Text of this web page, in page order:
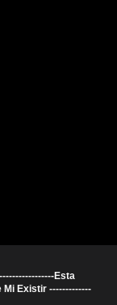
Esta
Mi Existir -------------